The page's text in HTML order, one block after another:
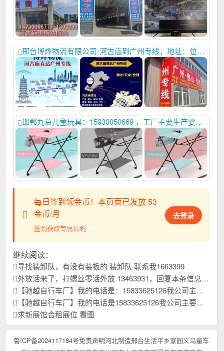
邢台博烨物流有限公司-河古庙到广州专线，地址：位置河古庙红思达玩具对面博烨物流公司，联系电话： 15632932168，15028898880.16633937199。为大家的财富之路保驾护航，感谢大家支持分享，可以留个联系方式，需要时方便联系，河古庙直达广州专线，直达 广州 ，佛山 ，东莞 ，深圳 ，珠海 ，肇庆 ，中山 ，江门 ，惠州， 湛江，清远，汕头 ，潮州，茂名，汕尾，河源，梅州，揭阳，云浮，韶关 等广东全境，各市县 镇直通。自家车队，送货直接上车， 备有大型仓库，24小时客服在线服务，免费仓储打单服务，
邯郸九益儿童玩具：15930050669 ，工厂主要生产婴儿护理台，婴儿摇床，支持来样定做,
每日签到领金币！本页面已发放 53
金币/月
签到获取专属福利
去登录
继续阅读：
寻找装卸队，有没有装板的 装卸队 联系我1663399
外放活来了，打螺丝零活外放 13463931，回复本条信息，查看联系方式
【驰越自行车厂】我的电话是：15833625126我公司主要生产儿童自行车，山地车，学生车我们始终以优质稳定的产品质量，和高效贴心的售后服务，以及高精尖锐的开发能力。赢得广大国内外客户一致好评，本年刚刚开发新品上市，欢迎大家进货首先联系我们，合作共赢！
【驰越自行车厂】我的电话是15833625126我公司主要生产儿童自行车，学生车，山地车我们始终以优质稳定的产品质量，和高效贴心的售后服务，以及高精尖锐的开发能力。赢得广大国内外客户一致好评，本年刚刚开发新品上市，欢迎大家进货首先联系我们，合作共赢！
求新展馆合租展位 看图
鲁ICP备2024117184号免责声明河北制造邢台生活平乡家园义乌童车